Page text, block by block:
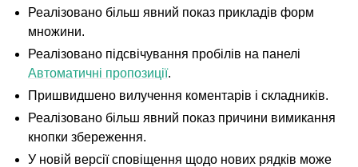
Реалізовано більш явний показ прикладів форм
множини.
Реалізовано підсвічування пробілів на панелі
Автоматичні пропозиції.
Пришвидшено вилучення коментарів і складників.
Реалізовано більш явний показ причини вимикання
кнопки збереження.
У новій версії сповіщення щодо нових рядків може